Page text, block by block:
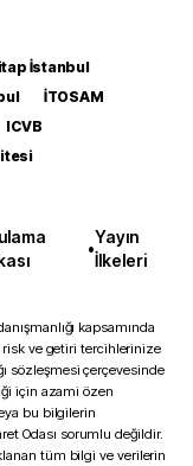
İstanbul
İTOSAM
ICVB
•
Yayın
İlkeleri
kapsamında
risk ve getiri tercihlerinize
sözleşmesi çerçevesinde
için azami özen
bu bilgilerin
Odası sorumlu değildir.
tüm bilgi ve verilerin